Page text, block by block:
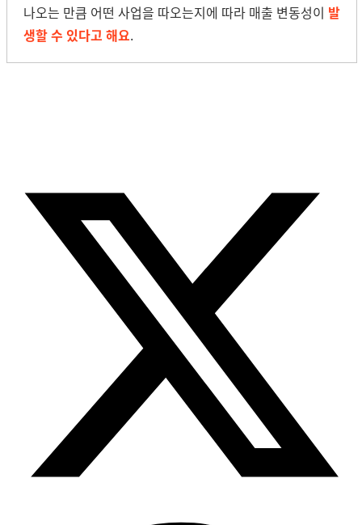
나오는 만큼 어떤 사업을 따오는지에 따라 매출 변동성이 발
생할 수 있다고 해요.